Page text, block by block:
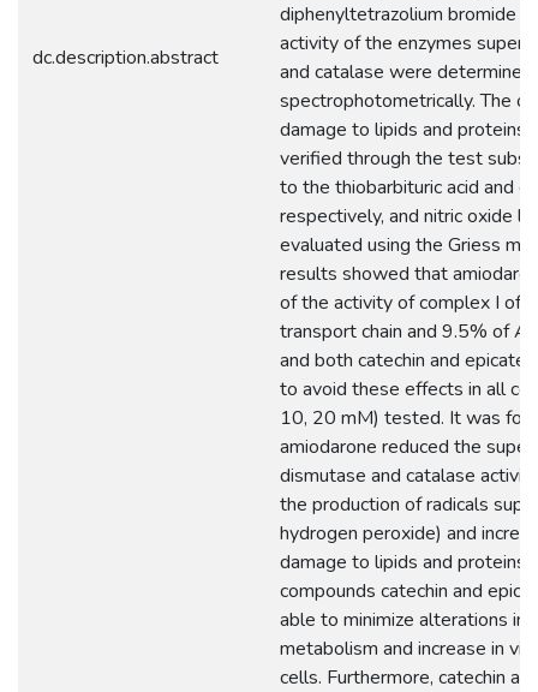
dc.description.abstract
diphenyltetrazolium bromide
activity of the enzymes
and catalase were determined
spectrophotometrically. The
damage to lipids and proteins
verified through the test
to the thiobarbituric acid and
respectively, and nitric oxide
evaluated using the Griess
results showed that
of the activity of complex I of
transport chain and 9.5% of
and both catechin and
to avoid these effects in all
10, 20 mM) tested. It was
amiodarone reduced the
dismutase and catalase
the production of radicals
hydrogen peroxide) and
damage to lipids and proteins.
compounds catechin and
able to minimize alterations in
metabolism and increase in
cells. Furthermore, catechin